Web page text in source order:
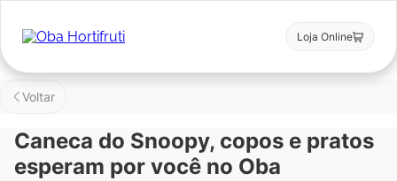
Loja Online
Voltar
Caneca do Snoopy, copos e pratos
esperam por você no Oba